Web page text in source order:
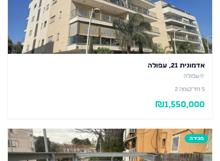
אדמונית 21, עפולה
עפולה
5 חד׳קומה 2
₪1,550,000
מכירה